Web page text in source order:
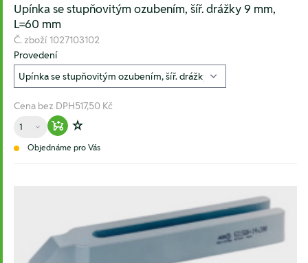
Upínka se stupňovitým ozubením, šíř. drážky 9 mm,
L=60 mm
Č. zboží 1027103102
Provedení
Cena bez DPH517,50 Kč
Množství
Warenkorb hinzufügen
Zur Wunschliste hinzufügen
Objednáme pro Vás